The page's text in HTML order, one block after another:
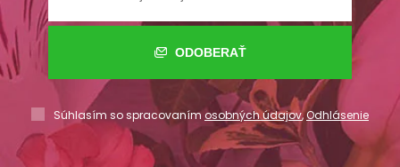
ODOBERAŤ
Súhlasím so spracovaním osobných údajov,Odhlásenie